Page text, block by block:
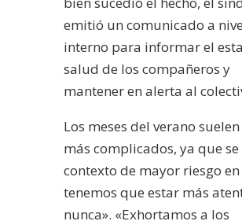
emitió un comunicado a
interno para informar el
salud de los compañeros y
mantener en alerta al
Los meses del verano
más complicados, ya que
contexto de mayor riesgo
tenemos que estar más
nunca». «Exhortamos a los